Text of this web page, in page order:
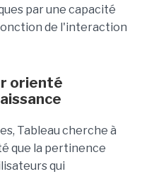
par une capacité
de l'interaction
orienté
Tableau cherche à
que la pertinence
qui